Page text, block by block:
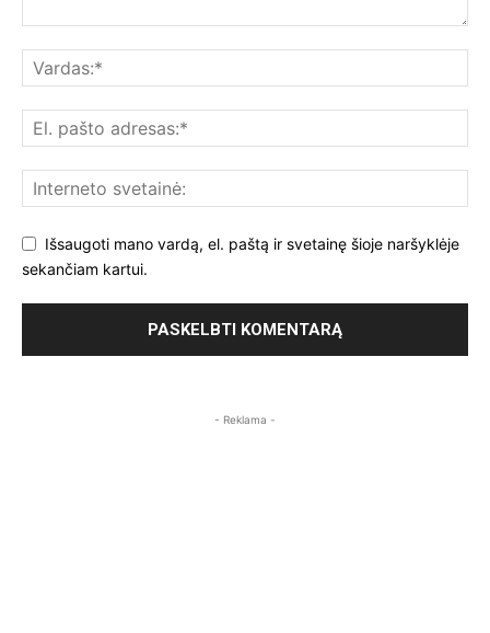
Išsaugoti mano vardą, el. paštą ir svetainę šioje naršyklėje
sekančiam kartui.
- Reklama -